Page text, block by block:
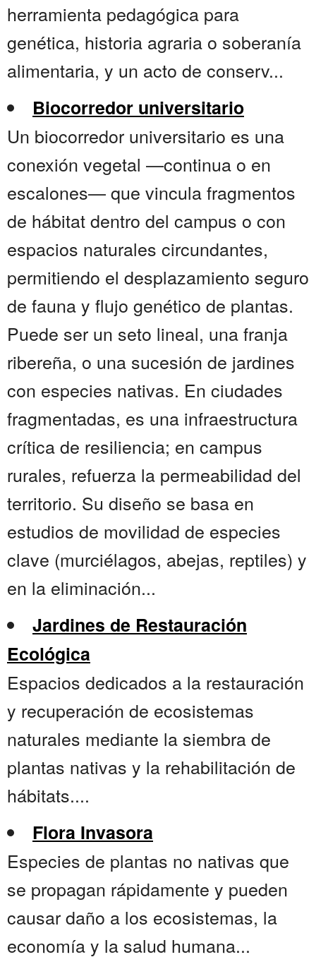
herramienta pedagógica para
genética, historia agraria o soberanía
alimentaria, y un acto de conserv...
Biocorredor universitario
Un biocorredor universitario es una
conexión vegetal —continua o en
escalones— que vincula fragmentos
de hábitat dentro del campus o con
espacios naturales circundantes,
permitiendo el desplazamiento seguro
de fauna y flujo genético de plantas.
Puede ser un seto lineal, una franja
ribereña, o una sucesión de jardines
con especies nativas. En ciudades
fragmentadas, es una infraestructura
crítica de resiliencia; en campus
rurales, refuerza la permeabilidad del
territorio. Su diseño se basa en
estudios de movilidad de especies
clave (murciélagos, abejas, reptiles) y
en la eliminación...
Jardines de Restauración
Ecológica
Espacios dedicados a la restauración
y recuperación de ecosistemas
naturales mediante la siembra de
plantas nativas y la rehabilitación de
hábitats....
Flora Invasora
Especies de plantas no nativas que
se propagan rápidamente y pueden
causar daño a los ecosistemas, la
economía y la salud humana...